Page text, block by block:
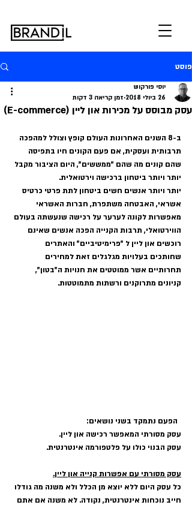
פוסט
עסק מבוסס על מכירות און ליין (E-commerce)
יוסי פורקוש
26 ביולי 2018
זמן קריאה 3 דקות
ב-8 השנים האחרונות העולם קופץ וצולל למהפכה
תרבותית ועסקית, אם פעם הקונים חיו בתפיסה
שהם קונים מה שהם "ממששים", היום הציבור מקבל
יותר ויותר ביטחון ברכישה וירטואלית.
יותר ויותר אנשים חשים ביטחון לתת פרטי כרטיס
אשראי, האבטחה משתפרת, חברות האשראי
מאפשרות לקונה לערער על רכישה שנעשתה בעולם
הווירטואלי, תרבות הקנייה הפכה אנשים שאינם
רוכשים און ליין ל "פרימיטיביים" והאתרים
שחותכים בעלויות מגלגלים זאת למחירים
תחרותיים אשר ממוטטים את חנויות ה"בטון",
קניונים מתרוקנים ורשתות מתמוטטות.
עסק מסורתי המאפשר רכישה און ליין.
עסק הבנוי כולו על פלטפורמה אינטרנטית.
עסק מסורתי עם אפשרות קנייה און ליין.
כל עסק היום ללא יוצא מן הכלל ולא משנה מה גודלו
חייב נוכחות אינטרנטית, נקודה. לא משנה אם אתם